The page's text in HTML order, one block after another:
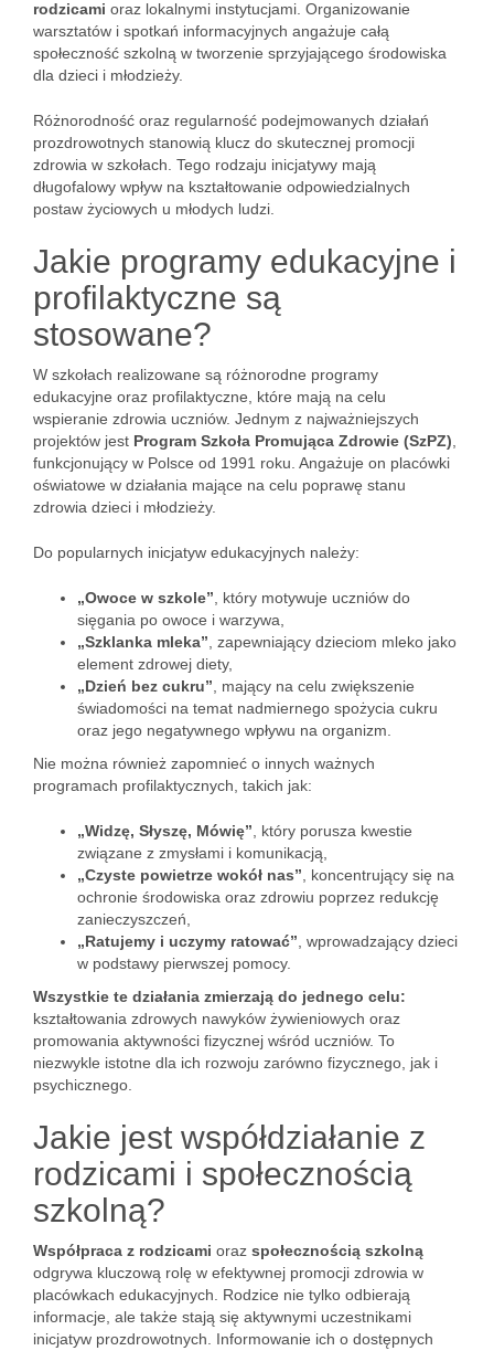
rodzicami oraz lokalnymi instytucjami. Organizowanie
warsztatów i spotkań informacyjnych angażuje całą
społeczność szkolną w tworzenie sprzyjającego środowiska
dla dzieci i młodzieży.
Różnorodność oraz regularność podejmowanych działań
prozdrowotnych stanowią klucz do skutecznej promocji
zdrowia w szkołach. Tego rodzaju inicjatywy mają
długofalowy wpływ na kształtowanie odpowiedzialnych
postaw życiowych u młodych ludzi.
Jakie programy edukacyjne i
profilaktyczne są
stosowane?
W szkołach realizowane są różnorodne programy
edukacyjne oraz profilaktyczne, które mają na celu
wspieranie zdrowia uczniów. Jednym z najważniejszych
projektów jest Program Szkoła Promująca Zdrowie (SzPZ)
funkcjonujący w Polsce od 1991 roku. Angażuje on placówki
oświatowe w działania mające na celu poprawę stanu
zdrowia dzieci i młodzieży.
Do popularnych inicjatyw edukacyjnych należy:
„Owoce w szkole” , który motywuje uczniów do
sięgania po owoce i warzywa,
„Szklanka mleka” , zapewniający dzieciom mleko jako
element zdrowej diety,
„Dzień bez cukru” , mający na celu zwiększenie
świadomości na temat nadmiernego spożycia cukru
oraz jego negatywnego wpływu na organizm.
Nie można również zapomnieć o innych ważnych
programach profilaktycznych, takich jak:
„Widzę, Słyszę, Mówię” , który porusza kwestie
związane z zmysłami i komunikacją,
„Czyste powietrze wokół nas” , koncentrujący się na
ochronie środowiska oraz zdrowiu poprzez redukcję
zanieczyszczeń,
„Ratujemy i uczymy ratować” , wprowadzający dzieci
w podstawy pierwszej pomocy.
Wszystkie te działania zmierzają do jednego celu:
kształtowania zdrowych nawyków żywieniowych oraz
promowania aktywności fizycznej wśród uczniów. To
niezwykle istotne dla ich rozwoju zarówno fizycznego, jak i
psychicznego.
Jakie jest współdziałanie z
rodzicami i społecznością
szkolną?
Współpraca z rodzicami oraz społecznością szkolną
odgrywa kluczową rolę w efektywnej promocji zdrowia w
placówkach edukacyjnych. Rodzice nie tylko odbierają
informacje, ale także stają się aktywnymi uczestnikami
inicjatyw prozdrowotnych. Informowanie ich o dostępnych